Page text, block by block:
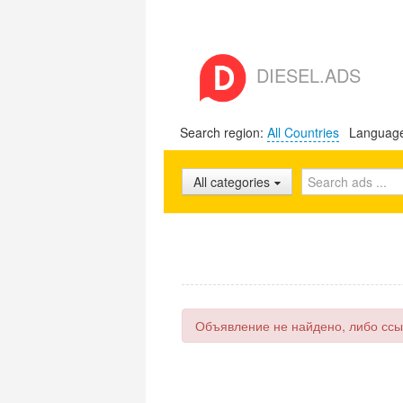
DIESEL.ADS
Search region: All Countries
All categories
Объявление не найдено, либо